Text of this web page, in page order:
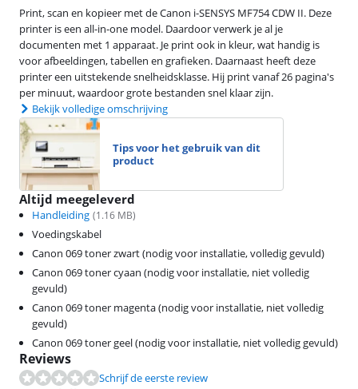
Print, scan en kopieer met de Canon i-SENSYS MF754 CDW II. Deze
printer is een all-in-one model. Daardoor verwerk je al je
documenten met 1 apparaat. Je print ook in kleur, wat handig is
voor afbeeldingen, tabellen en grafieken. Daarnaast heeft deze
printer een uitstekende snelheidsklasse. Hij print vanaf 26 pagina's
per minuut, waardoor grote bestanden snel klaar zijn.
Bekijk volledige omschrijving
Tips voor het gebruik van dit
product
Altijd meegeleverd
Handleiding (1.16 MB)
Voedingskabel
Canon 069 toner zwart (nodig voor installatie, volledig gevuld)
Canon 069 toner cyaan (nodig voor installatie, niet volledig
gevuld)
Canon 069 toner magenta (nodig voor installatie, niet volledig
gevuld)
Canon 069 toner geel (nodig voor installatie, niet volledig gevuld)
Reviews
Schrijf de eerste review